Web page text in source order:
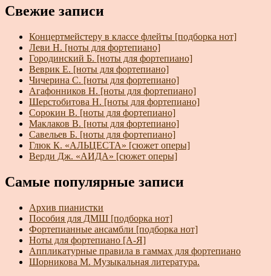
Свежие записи
Концертмейстеру в классе флейты [подборка нот]
Леви Н. [ноты для фортепиано]
Городинский Б. [ноты для фортепиано]
Веврик Е. [ноты для фортепиано]
Чичерина С. [ноты для фортепиано]
Агафонников Н. [ноты для фортепиано]
Шерстобитова Н. [ноты для фортепиано]
Сорокин В. [ноты для фортепиано]
Маклаков В. [ноты для фортепиано]
Савельев Б. [ноты для фортепиано]
Глюк К. «АЛЬЦЕСТА» [сюжет оперы]
Верди Дж. «АИДА» [сюжет оперы]
Самые популярные записи
Архив пианистки
Пособия для ДМШ [подборка нот]
Фортепианные ансамбли [подборка нот]
Ноты для фортепиано [А-Я]
Аппликатурные правила в гаммах для фортепиано
Шорникова М. Музыкальная литература.